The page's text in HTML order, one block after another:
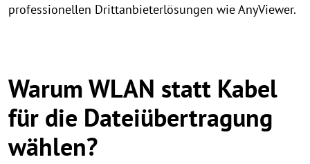
professionellen Drittanbieterlösungen wie AnyViewer.
Warum WLAN statt Kabel
für die Dateiübertragung
wählen?